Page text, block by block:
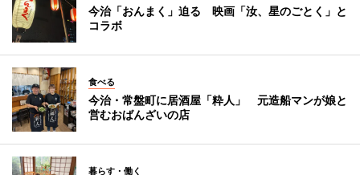
今治「おんまく」迫る 映画「汝、星のごとく」と
コラボ
食べる
今治・常盤町に居酒屋「粋人」 元造船マンが娘と
営むおばんざいの店
暮らす・働く